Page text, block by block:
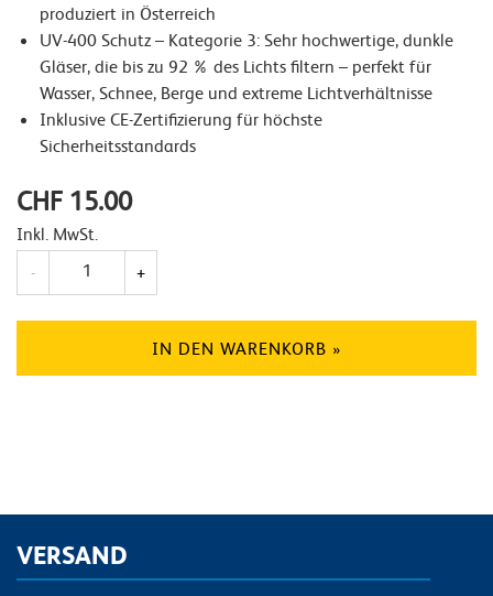
produziert in Österreich
UV-400 Schutz – Kategorie 3: Sehr hochwertige, dunkle
Gläser, die bis zu 92 % des Lichts filtern – perfekt für
Wasser, Schnee, Berge und extreme Lichtverhältnisse
Inklusive CE-Zertifizierung für höchste
Sicherheitsstandards
CHF 15.00
Inkl. MwSt.
Anzahl
- +
IN DEN WARENKORB »
VERSAND